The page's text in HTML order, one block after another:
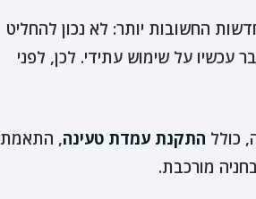
החשובות יותר: לא נכון להחליט
על שימוש עתידי. לכן, לפני
התקנת עמדת טעינה, התאמת
מורכבת.